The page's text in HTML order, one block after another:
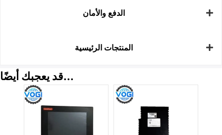
الدفع والأمان
المنتجات الرئيسية
قد يعجبك أيضًا...